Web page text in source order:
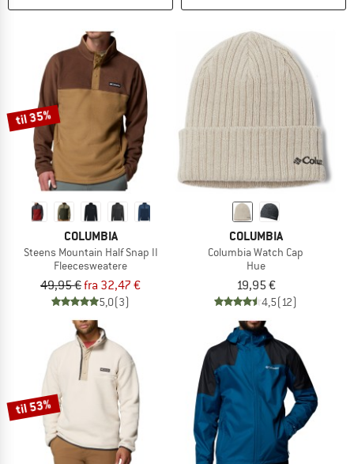
til 35%
COLUMBIA
Steens Mountain Half Snap II
Fleecesweatere
49,95 €fra 32,47 €
5,0(3)
COLUMBIA
Columbia Watch Cap
Hue
19,95 €
4,5(12)
til 53%